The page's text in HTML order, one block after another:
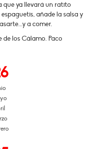
que ya llevará un ratito
añade la salsa y
a comer.
los Cálamo. Paco